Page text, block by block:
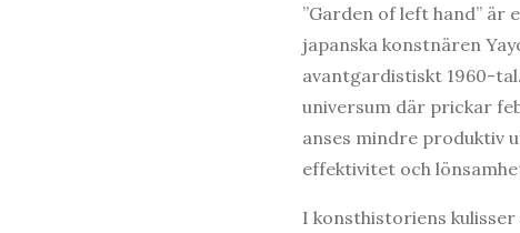
”Garden of left hand” är
japanska konstnären
avantgardistiskt 1960-
universum där prickar
anses mindre produktiv
effektivitet och
I konsthistoriens